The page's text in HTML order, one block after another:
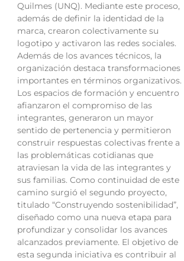
Quilmes (UNQ). Mediante este proceso,
además de definir la identidad de la
marca, crearon colectivamente su
logotipo y activaron las redes sociales.
Además de los avances técnicos, la
organización destaca transformaciones
importantes en términos organizativos.
Los espacios de formación y encuentro
afianzaron el compromiso de las
integrantes, generaron un mayor
sentido de pertenencia y permitieron
construir respuestas colectivas frente a
las problemáticas cotidianas que
atraviesan la vida de las integrantes y
sus familias. Como continuidad de este
camino surgió el segundo proyecto,
titulado “Construyendo sostenibilidad”,
diseñado como una nueva etapa para
profundizar y consolidar los avances
alcanzados previamente. El objetivo de
esta segunda iniciativa es contribuir al